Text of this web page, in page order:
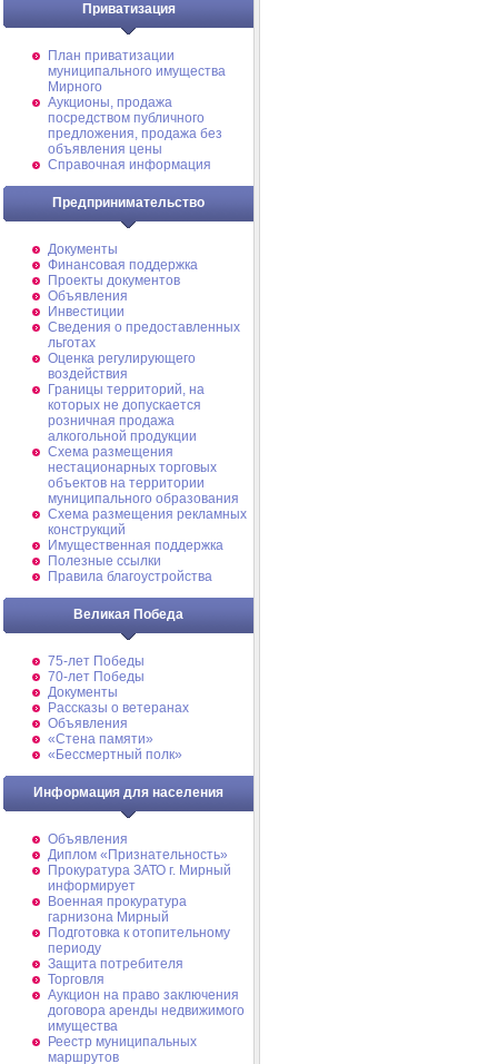
Приватизация
План приватизации
муниципального имущества
Мирного
Аукционы, продажа
посредством публичного
предложения, продажа без
объявления цены
Справочная информация
Предпринимательство
Документы
Финансовая поддержка
Проекты документов
Объявления
Инвестиции
Сведения о предоставленных
льготах
Оценка регулирующего
воздействия
Границы территорий, на
которых не допускается
розничная продажа
алкогольной продукции
Схема размещения
нестационарных торговых
объектов на территории
муниципального образования
Схема размещения рекламных
конструкций
Имущественная поддержка
Полезные ссылки
Правила благоустройства
Великая Победа
75-лет Победы
70-лет Победы
Документы
Рассказы о ветеранах
Объявления
«Стена памяти»
«Бессмертный полк»
Информация для населения
Объявления
Диплом «Признательность»
Прокуратура ЗАТО г. Мирный
информирует
Военная прокуратура
гарнизона Мирный
Подготовка к отопительному
периоду
Защита потребителя
Торговля
Аукцион на право заключения
договора аренды недвижимого
имущества
Реестр муниципальных
маршрутов